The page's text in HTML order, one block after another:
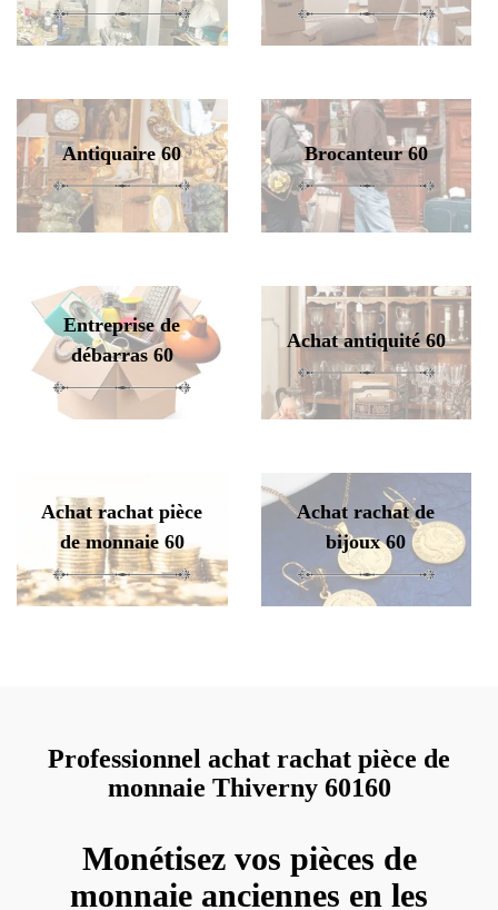
Antiquaire 60 Brocanteur 60
Entreprise de
débarras 60
Achat antiquité 60
Achat rachat pièce
de monnaie 60
Achat rachat de
bijoux 60
Professionnel achat rachat pièce de
monnaie Thiverny 60160
Monétisez vos pièces de
monnaie anciennes en les